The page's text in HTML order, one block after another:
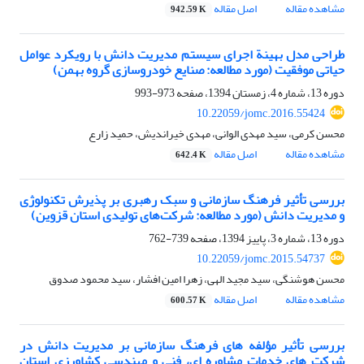
مشاهده مقاله اصل مقاله 942.59 K
طراحی مدل بهینة اجرای سیستم مدیریت دانش با رویکرد عوامل
حیاتی موفقیت (مورد مطالعه: صنایع خودروسازی گروه بهمن)
دوره 13، شماره 4، زمستان 1394، صفحه
973-993
10.22059/jomc.2016.55424
محسن کرمی، سید مهدی الوانی، مهدی خیراندیش، حمید زارع
مشاهده مقاله
اصل مقاله 642.4 K
بررسی تأثیر فرهنگ سازمانی و سبک رهبری بر پذیرش تکنولوژی
و مدیریت دانش (مورد مطالعه: شرکت‌های تولیدی استان قزوین)
دوره 13، شماره 3، پاییز 1394، صفحه
739-762
10.22059/jomc.2015.54737
محسن هوشنگی، سید مجید الهی، زهرا امین افشار، سید محمود صدوق
مشاهده مقاله
اصل مقاله 600.57 K
بررسی تأثیر مؤلفه های فرهنگ سازمانی بر مدیریت دانش در